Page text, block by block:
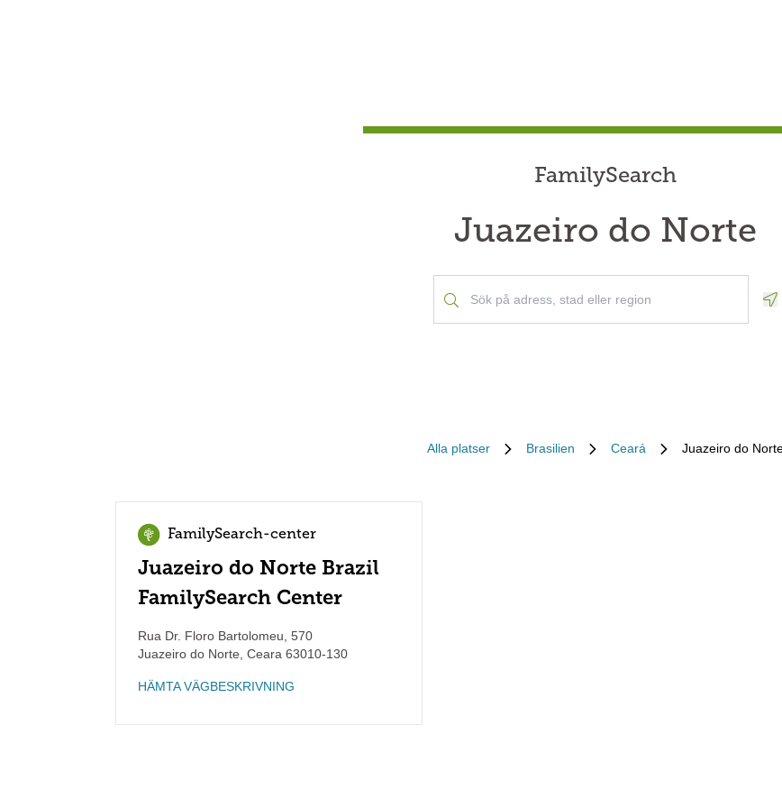
FamilySearch
Juazeiro do Norte
Alla platser Brasilien Ceará Juazeiro do
FamilySearch-center
Juazeiro do Norte Brazil
FamilySearch Center
Rua Dr. Floro Bartolomeu, 570
Juazeiro do Norte Ceara 63010-130
HÄMTA VÄGBESKRIVNING